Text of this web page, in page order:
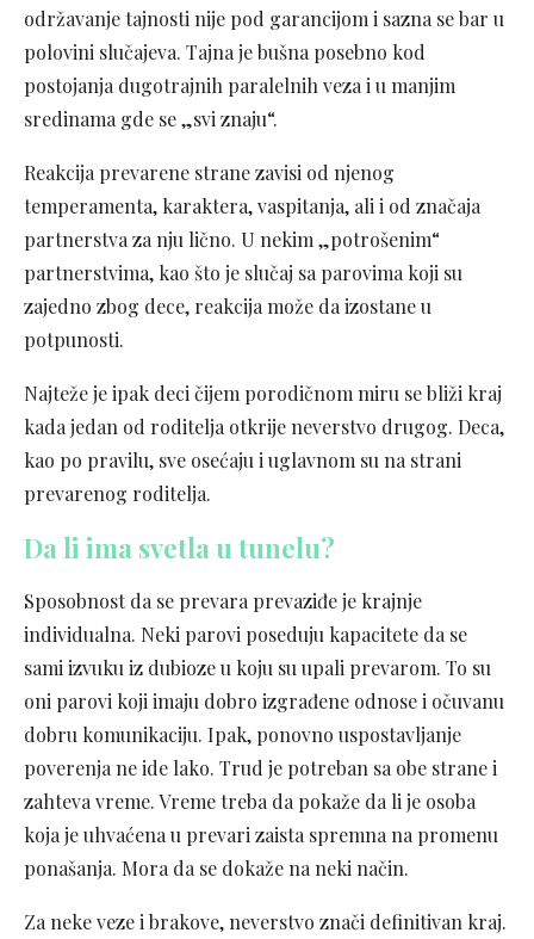
održavanje tajnosti nije pod garancijom i sazna se bar u
polovini slučajeva. Tajna je bušna posebno kod
postojanja dugotrajnih paralelnih veza i u manjim
sredinama gde se „svi znaju“.
Reakcija prevarene strane zavisi od njenog
temperamenta, karaktera, vaspitanja, ali i od značaja
partnerstva za nju lično. U nekim „potrošenim“
partnerstvima, kao što je slučaj sa parovima koji su
zajedno zbog dece, reakcija može da izostane u
potpunosti.
Najteže je ipak deci čijem porodičnom miru se bliži kraj
kada jedan od roditelja otkrije neverstvo drugog. Deca,
kao po pravilu, sve osećaju i uglavnom su na strani
prevarenog roditelja.
Da li ima svetla u tunelu?
Sposobnost da se prevara prevaziđe je krajnje
individualna. Neki parovi poseduju kapacitete da se
sami izvuku iz dubioze u koju su upali prevarom. To su
oni parovi koji imaju dobro izgrađene odnose i očuvanu
dobru komunikaciju. Ipak, ponovno uspostavljanje
poverenja ne ide lako. Trud je potreban sa obe strane i
zahteva vreme. Vreme treba da pokaže da li je osoba
koja je uhvaćena u prevari zaista spremna na promenu
ponašanja. Mora da se dokaže na neki način.
Za neke veze i brakove, neverstvo znači definitivan kraj.